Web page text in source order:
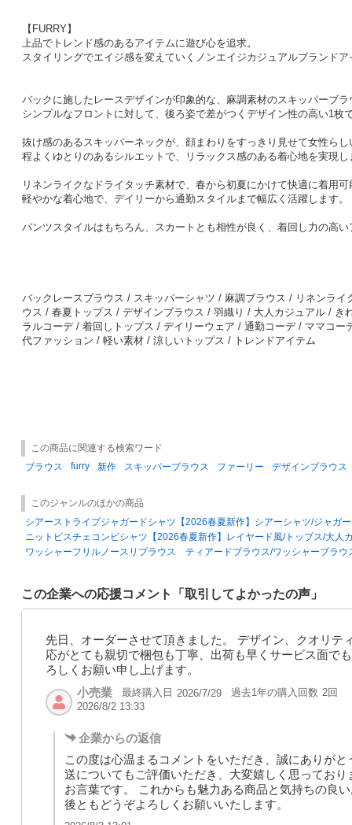
【FURRY】
上品でトレンド感のあるアイテムに遊び心を追求。
スタイリングでエイジ感を変えていくノンエイジカジュアルブランドア
バックに施したレースデザインが印象的な、麻調素材のスキッパーブラ
シンプルなフロントに対して、後ろ姿で差がつくデザイン性の高い1枚で
抜け感のあるスキッパーネックが、顔まわりをすっきり見せて女性らし
程よくゆとりのあるシルエットで、リラックス感のある着心地を実現し
リネンライクなドライタッチ素材で、春から初夏にかけて快適に着用可
軽やかな着心地で、デイリーから通勤スタイルまで幅広く活躍します。
パンツスタイルはもちろん、スカートとも相性が良く、着回し力の高い
バックレースブラウス / スキッパーシャツ / 麻調ブラウス / リネンライ
ウス / 春夏トップス / デザインブラウス / 羽織り / 大人カジュアル / き
ラルコーデ / 着回しトップス / デイリーウェア / 通勤コーデ / ママコー
代ファッション / 軽い素材 / 涼しいトップス / トレンドアイテム
この商品に関連する検索ワード
ブラウス
furry 新作 スキッパーブラウス ファーリー デザインブラウス
このジャンルのほかの商品
シアーストライプジャガードシャツ【2026春夏新作】シアーシャツ/ジャガ
ニットビスチェコンビシャツ【2026春夏新作】レイヤード風/トップス/大人
ワッシャーフリルノースリブラウス ティアードブラウス/ワッシャーブラウ
この企業への応援コメント「取引してよかったの声」
先日、オーダーさせて頂きました。 デザイン、クオリ
応がとても親切で梱包も丁寧、出荷も早くサービス面で
ろしくお願い申し上げます。
小売業
最終購入日 2026/7/29 過去1年の購入回数 2回
2026/8/2 13:33
企業からの返信
この度は心温まるコメントをいただき、誠にありが
送についてもご評価いただき、大変嬉しく思ってお
お言葉です。 これからも魅力ある商品と気持ちの良
後ともどうぞよろしくお願いいたします。